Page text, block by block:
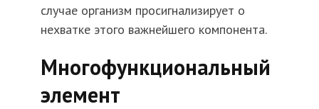
случае организм просигнализирует о
нехватке этого важнейшего компонента.
Многофункциональный
элемент